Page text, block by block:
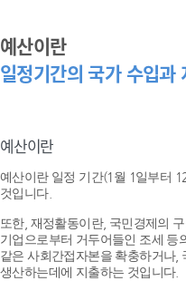
예산이란
일정기간의 국가 수입과
예산이란
예산이란 일정 기간(1월 1일부터
것입니다.
또한, 재정활동이란, 국민경제의
기업으로부터 거두어들인 조세 등
같은 사회간접자본을 확충하거나,
생산하는데에 지출하는 것입니다.